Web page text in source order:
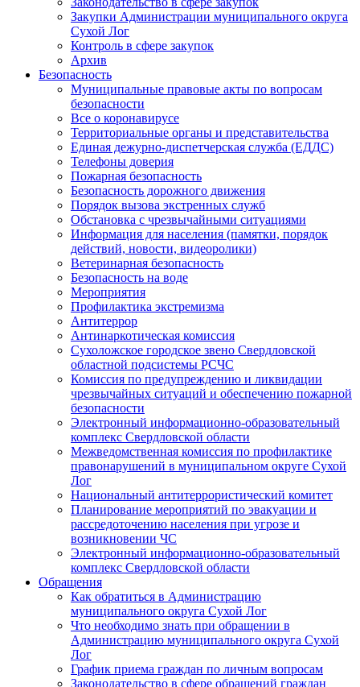
Закупки Администрации муниципального округа
Сухой Лог
Контроль в сфере закупок
Архив
Безопасность
Муниципальные правовые акты по вопросам
безопасности
Все о коронавирусе
Территориальные органы и представительства
Единая дежурно-диспетчерская служба (ЕДДС)
Телефоны доверия
Пожарная безопасность
Безопасность дорожного движения
Порядок вызова экстренных служб
Обстановка с чрезвычайными ситуациями
Информация для населения (памятки, порядок
действий, новости, видеоролики)
Ветеринарная безопасность
Безопасность на воде
Мероприятия
Профилактика экстремизма
Антитеррор
Антинаркотическая комиссия
Сухоложское городское звено Свердловской
областной подсистемы РСЧС
Комиссия по предупреждению и ликвидации
чрезвычайных ситуаций и обеспечению пожарной
безопасности
Электронный информационно-образовательный
комплекс Cвердловской области
Межведомственная комиссия по профилактике
правонарушений в муниципальном округе Сухой
Лог
Национальный антитеррористический комитет
Планирование мероприятий по эвакуации и
рассредоточению населения при угрозе и
возникновении ЧС
Электронный информационно-образовательный
комплекс Свердловской области
Обращения
Как обратиться в Администрацию
муниципального округа Сухой Лог
Что необходимо знать при обращении в
Администрацию муниципального округа Сухой
Лог
График приема граждан по личным вопросам
Законодательство в сфере обращений граждан